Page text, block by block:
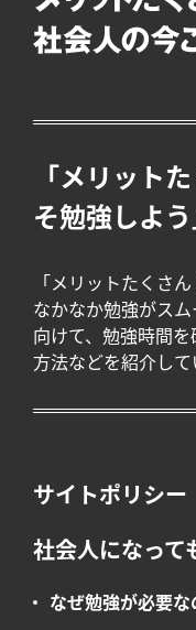
「メリット
そ勉強しよ
「メリットたくさ
なかなか勉強がス
向けて、勉強時間
方法などを紹介して
サイトポリシー
社会人になって
なぜ勉強が必要な